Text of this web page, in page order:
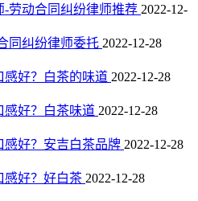
劳动合同纠纷律师推荐 2022-12-
同纠纷律师委托 2022-12-28
感好？白茶的味道 2022-12-28
感好？白茶味道 2022-12-28
感好？安吉白茶品牌 2022-12-28
感好？好白茶 2022-12-28